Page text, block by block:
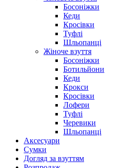
Босоніжки
Кеди
Кросівки
Туфлі
Шльопанці
Жіноче взуття
Босоніжки
Ботильйони
Кеди
Крокси
Кросівки
Лофери
Туфлі
Черевики
Шльопанці
Аксесуари
Сумки
Догляд за взуттям